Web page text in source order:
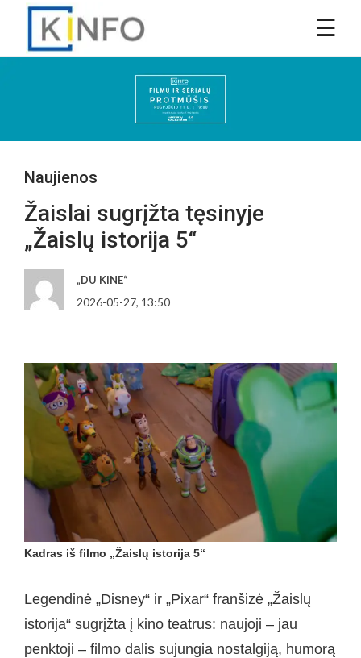
Naujienos
Žaislai sugrįžta tęsinyje
„Žaislų istorija 5“
„DU KINE“
2026-05-27, 13:50
Kadras iš filmo „Žaislų istorija 5“
Legendinė „Disney“ ir „Pixar“ franšizė „Žaislų
istorija“ sugrįžta į kino teatrus: naujoji – jau
penktoji – filmo dalis sujungia nostalgiją, humorą